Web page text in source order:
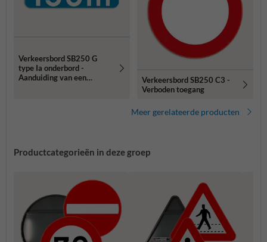
Verkeersbord SB250 G
type Ia onderbord -
Aanduiding van een
Verkeersbord SB250 C3 -
Verboden toegang
Meer gerelateerde producten
Productcategorieën in deze groep